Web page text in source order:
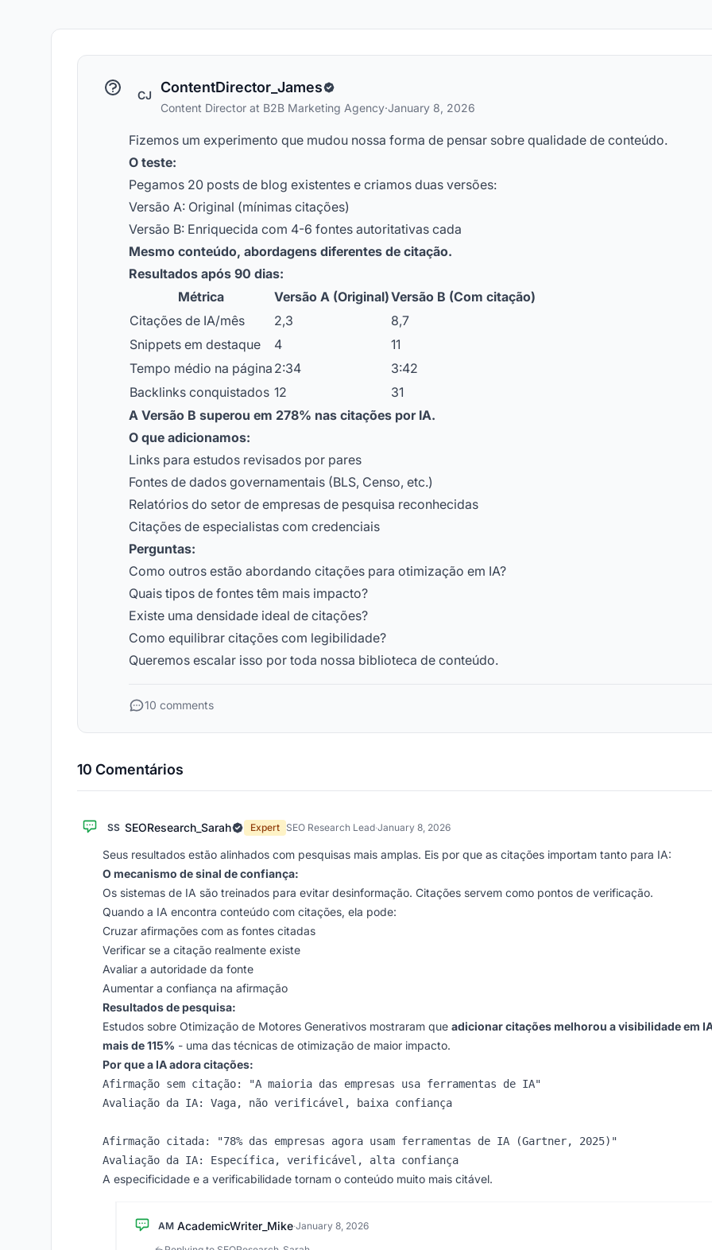
CJ ContentDirector_James
Content Director at B2B Marketing Agency·January 8, 2026
Fizemos um experimento que mudou nossa forma de pensar sobre qualidade de conteúdo.
O teste:
Pegamos 20 posts de blog existentes e criamos duas versões:
Versão A: Original (mínimas citações)
Versão B: Enriquecida com 4-6 fontes autoritativas cada
Mesmo conteúdo, abordagens diferentes de citação.
Resultados após 90 dias:
Métrica
Versão A (Original)Versão B (Com citação)
Citações de IA/mês
2,3
8,7
Snippets em destaque
4
11
Tempo médio na página 2:34
3:42
Backlinks conquistados 12
31
A Versão B superou em 278% nas citações por IA.
O que adicionamos:
Links para estudos revisados por pares
Fontes de dados governamentais (BLS, Censo, etc.)
Relatórios do setor de empresas de pesquisa reconhecidas
Citações de especialistas com credenciais
Perguntas:
Como outros estão abordando citações para otimização em IA?
Quais tipos de fontes têm mais impacto?
Existe uma densidade ideal de citações?
Como equilibrar citações com legibilidade?
Queremos escalar isso por toda nossa biblioteca de conteúdo.
10 comments
10 Comentários
SS SEOResearch_Sarah Expert SEO Research Lead·January 8, 2026
Seus resultados estão alinhados com pesquisas mais amplas. Eis por que as citações importam tanto para IA:
O mecanismo de sinal de confiança:
Os sistemas de IA são treinados para evitar desinformação. Citações servem como pontos de verificação.
Quando a IA encontra conteúdo com citações, ela pode:
Cruzar afirmações com as fontes citadas
Verificar se a citação realmente existe
Avaliar a autoridade da fonte
Aumentar a confiança na afirmação
Resultados de pesquisa:
Estudos sobre Otimização de Motores Generativos mostraram que adicionar citações melhorou a visibilidade em
mais de 115% - uma das técnicas de otimização de maior impacto.
Por que a IA adora citações:
Afirmação sem citação: "A maioria das empresas usa ferramentas de IA"
Avaliação da IA: Vaga, não verificável, baixa confiança
Afirmação citada: "78% das empresas agora usam ferramentas de IA (Gartner, 2025)"
A especificidade e a verificabilidade tornam o conteúdo muito mais citável.
AM AcademicWriter_Mike·January 8, 2026